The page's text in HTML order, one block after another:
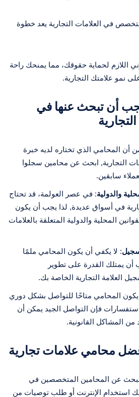
في العلامات التجارية يعد خطوة
اللازم لحماية حقوقك، مما يمنحك راحة
نمو علامتك التجارية.
أن تبحث عنها في
أن المحامي الذي تختاره لديه خبرة
التجارية, ابحث عن محامين سجلوا
سابقين.
والدولية: في عصر العولمة، قد تحتاج
في أسواق عديدة, لذا يجب أن يكون
المحلية والدولية المتعلقة بالعلامات
: لا يكفي أن يكون المحامي ملمًا
أن يمتلك القدرة على تطوير
العلامة التجارية الخاصة بك.
المحامي متاحًا للتواصل بشكل دوري
فإن التواصل الجيد يمكن أن
المشاكل القانونية.
محامي علامات تجارية
عن المحامين المتخصصين في
استخدام الإنترنت أو طلب توصيات من